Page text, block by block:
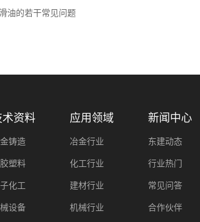
油的若干常见问题
术资料
铸造
塑料
化工
设备
应用领域
冶金行业
化工行业
建材行业
机械行业
新闻中心
东建动态
行业热门
常见问答
合作伙伴